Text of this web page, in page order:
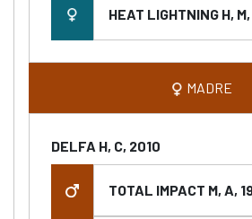
HEAT LIGHTNING H,
MADRE
DELFA H, C, 2010
TOTAL IMPACT M, A,